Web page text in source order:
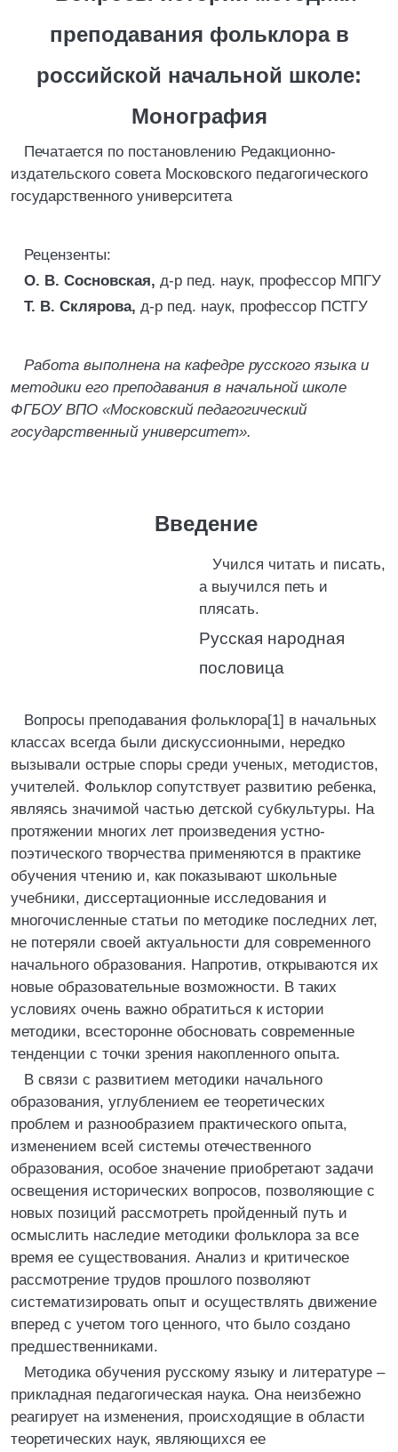
преподавания фольклора в
российской начальной школе:
Монография
Печатается по постановлению Редакционно-
издательского совета Московского педагогического
государственного университета
Рецензенты:
О. В. Сосновская, д-р пед. наук, профессор МПГУ
Т. В. Склярова, д-р пед. наук, профессор ПСТГУ
Работа выполнена на кафедре русского языка и
методики его преподавания в начальной школе
ФГБОУ ВПО «Московский педагогический
государственный университет».
Введение
Учился читать и писать,
а выучился петь и
плясать.
Русская народная
пословица
Вопросы преподавания фольклора[1] в начальных
классах всегда были дискуссионными, нередко
вызывали острые споры среди ученых, методистов,
учителей. Фольклор сопутствует развитию ребенка,
являясь значимой частью детской субкультуры. На
протяжении многих лет произведения устно-
поэтического творчества применяются в практике
обучения чтению и, как показывают школьные
учебники, диссертационные исследования и
многочисленные статьи по методике последних лет,
не потеряли своей актуальности для современного
начального образования. Напротив, открываются их
новые образовательные возможности. В таких
условиях очень важно обратиться к истории
методики, всесторонне обосновать современные
тенденции с точки зрения накопленного опыта.
В связи с развитием методики начального
образования, углублением ее теоретических
проблем и разнообразием практического опыта,
изменением всей системы отечественного
образования, особое значение приобретают задачи
освещения исторических вопросов, позволяющие с
новых позиций рассмотреть пройденный путь и
осмыслить наследие методики фольклора за все
время ее существования. Анализ и критическое
рассмотрение трудов прошлого позволяют
систематизировать опыт и осуществлять движение
вперед с учетом того ценного, что было создано
предшественниками.
Методика обучения русскому языку и литературе –
прикладная педагогическая наука. Она неизбежно
реагирует на изменения, происходящие в области
теоретических наук, являющихся ее